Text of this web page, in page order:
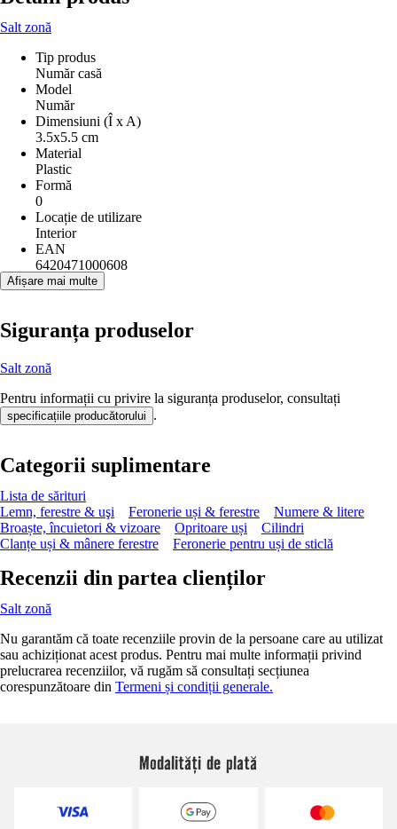
Salt zonă
Tip produs
Număr casă
Model
Număr
Dimensiuni (Î x A)
3.5x5.5 cm
Material
Plastic
Formă
0
Locație de utilizare
Interior
EAN
6420471000608
Afișare mai multe
Siguranța produselor
Salt zonă
Pentru informații cu privire la siguranța produselor, consultați
specificațiile producătorului .
Categorii suplimentare
Lista de sărituri
Lemn, ferestre & uşi
Feronerie uși & ferestre
Numere & litere
Broaște, încuietori & vizoare
Opritoare uși
Cilindri
Clanțe uși & mânere ferestre
Feronerie pentru uși de sticlă
Recenzii din partea clienților
Salt zonă
Nu garantăm că toate recenziile provin de la persoane care au utilizat
sau achiziționat acest produs. Pentru mai multe informații privind
prelucrarea recenziilor, vă rugăm să consultați secțiunea
corespunzătoare din Termeni și condiții generale.
Modalități de plată